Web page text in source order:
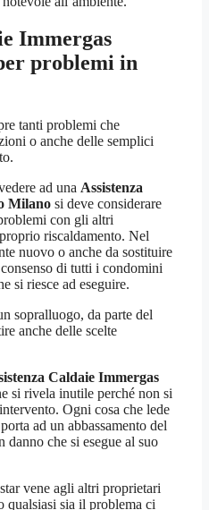
Immergas
problemi in
tanti problemi che
o anche delle semplici
ad una Assistenza
Milano si deve considerare
con gli altri
riscaldamento. Nel
nuovo o anche da sostituire
di tutti i condomini
si riesce ad eseguire.
sopralluogo, da parte del
anche delle scelte
Caldaie Immergas
si rivela inutile perché non si
Ogni cosa che lede
ad un abbassamento del
che si esegue al suo
vene agli altri proprietari
sia il problema ci